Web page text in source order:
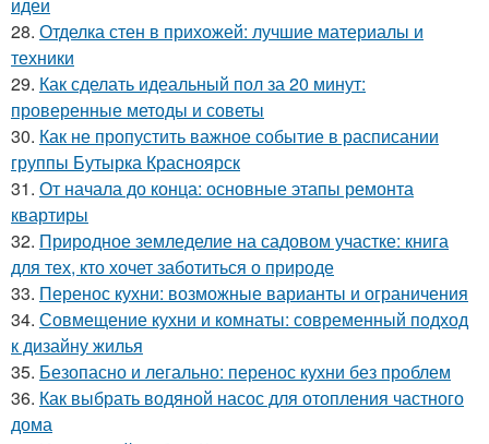
28. Отделка стен в прихожей: лучшие материалы и
техники
29. Как сделать идеальный пол за 20 минут:
проверенные методы и советы
30. Как не пропустить важное событие в расписании
группы Бутырка Красноярск
31. От начала до конца: основные этапы ремонта
квартиры
32. Природное земледелие на садовом участке: книга
для тех, кто хочет заботиться о природе
33. Перенос кухни: возможные варианты и ограничения
34. Совмещение кухни и комнаты: современный подход
к дизайну жилья
35. Безопасно и легально: перенос кухни без проблем
36. Как выбрать водяной насос для отопления частного
дома